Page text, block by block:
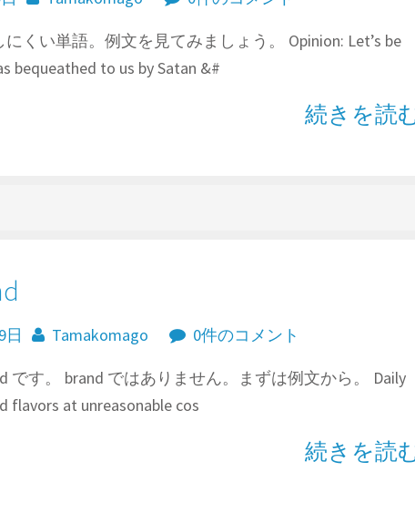
くい単語。例文を見てみましょう。 Opinion: Let’s be
bequeathed to us by Satan &#
続きを読
日 Tamakomago 0件のコメント
す。 brand ではありません。まずは例文から。 Daily
flavors at unreasonable cos
続きを読